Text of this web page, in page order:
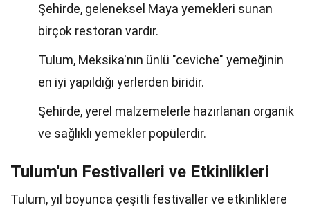
Şehirde, geleneksel Maya yemekleri sunan
birçok restoran vardır.
Tulum, Meksika'nın ünlü "ceviche" yemeğinin
en iyi yapıldığı yerlerden biridir.
Şehirde, yerel malzemelerle hazırlanan organik
ve sağlıklı yemekler popülerdir.
Tulum'un Festivalleri ve Etkinlikleri
Tulum, yıl boyunca çeşitli festivaller ve etkinliklere